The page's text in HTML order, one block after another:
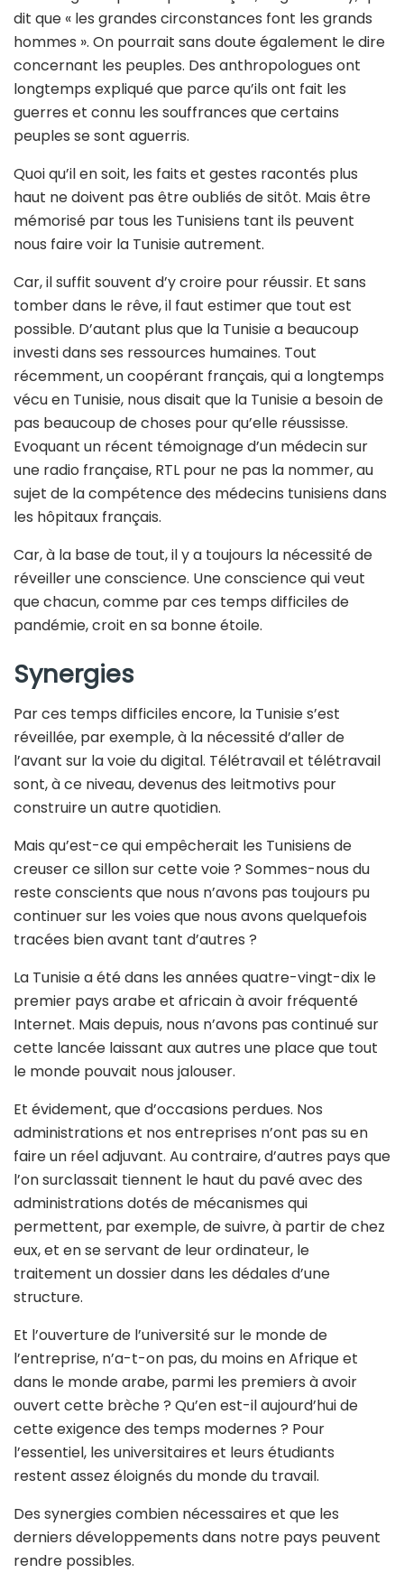
dit que « les grandes circonstances font les grands
hommes ». On pourrait sans doute également le dire
concernant les peuples. Des anthropologues ont
longtemps expliqué que parce qu’ils ont fait les
guerres et connu les souffrances que certains
peuples se sont aguerris.
Quoi qu’il en soit, les faits et gestes racontés plus
haut ne doivent pas être oubliés de sitôt. Mais être
mémorisé par tous les Tunisiens tant ils peuvent
nous faire voir la Tunisie autrement.
Car, il suffit souvent d’y croire pour réussir. Et sans
tomber dans le rêve, il faut estimer que tout est
possible. D’autant plus que la Tunisie a beaucoup
investi dans ses ressources humaines. Tout
récemment, un coopérant français, qui a longtemps
vécu en Tunisie, nous disait que la Tunisie a besoin de
pas beaucoup de choses pour qu’elle réussisse.
Evoquant un récent témoignage d’un médecin sur
une radio française, RTL pour ne pas la nommer, au
sujet de la compétence des médecins tunisiens dans
les hôpitaux français.
Car, à la base de tout, il y a toujours la nécessité de
réveiller une conscience. Une conscience qui veut
que chacun, comme par ces temps difficiles de
pandémie, croit en sa bonne étoile.
Synergies
Par ces temps difficiles encore, la Tunisie s’est
réveillée, par exemple, à la nécessité d’aller de
l’avant sur la voie du digital. Télétravail et télétravail
sont, à ce niveau, devenus des leitmotivs pour
construire un autre quotidien.
Mais qu’est-ce qui empêcherait les Tunisiens de
creuser ce sillon sur cette voie ? Sommes-nous du
reste conscients que nous n’avons pas toujours pu
continuer sur les voies que nous avons quelquefois
tracées bien avant tant d’autres ?
La Tunisie a été dans les années quatre-vingt-dix le
premier pays arabe et africain à avoir fréquenté
Internet. Mais depuis, nous n’avons pas continué sur
cette lancée laissant aux autres une place que tout
le monde pouvait nous jalouser.
Et évidement, que d’occasions perdues. Nos
administrations et nos entreprises n’ont pas su en
faire un réel adjuvant. Au contraire, d’autres pays que
l’on surclassait tiennent le haut du pavé avec des
administrations dotés de mécanismes qui
permettent, par exemple, de suivre, à partir de chez
eux, et en se servant de leur ordinateur, le
traitement un dossier dans les dédales d’une
structure.
Et l’ouverture de l’université sur le monde de
l’entreprise, n’a-t-on pas, du moins en Afrique et
dans le monde arabe, parmi les premiers à avoir
ouvert cette brèche ? Qu’en est-il aujourd’hui de
cette exigence des temps modernes ? Pour
l’essentiel, les universitaires et leurs étudiants
restent assez éloignés du monde du travail.
Des synergies combien nécessaires et que les
derniers développements dans notre pays peuvent
rendre possibles.